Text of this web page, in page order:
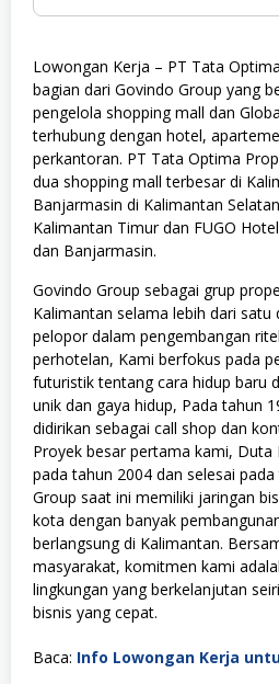
Lowongan Kerja – PT Tata
bagian dari Govindo Group yang
pengelola shopping mall dan
terhubung dengan hotel,
perkantoran. PT Tata Optima
dua shopping mall terbesar di
Banjarmasin di Kalimantan
Kalimantan Timur dan FUGO
dan Banjarmasin.
Govindo Group sebagai grup
Kalimantan selama lebih dari satu
pelopor dalam pengembangan
perhotelan, Kami berfokus pada
futuristik tentang cara hidup baru
unik dan gaya hidup, Pada tahun
didirikan sebagai call shop dan
Proyek besar pertama kami,
pada tahun 2004 dan selesai
Group saat ini memiliki jaringan
kota dengan banyak
berlangsung di Kalimantan.
masyarakat, komitmen kami
lingkungan yang berkelanjutan
bisnis yang cepat.
Baca: Info Lowongan Kerja